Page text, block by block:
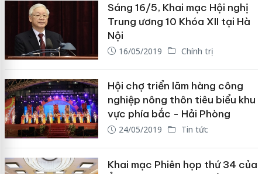
Sáng 16/5, Khai mạc Hội nghị
Trung ương 10 Khóa XII tại Hà
Nội
16/05/2019 Chính trị
Hội chợ triển lãm hàng công
nghiệp nông thôn tiêu biểu khu
vực phía bắc - Hải Phòng
24/05/2019 Tin tức
Khai mạc Phiên họp thứ 34 của